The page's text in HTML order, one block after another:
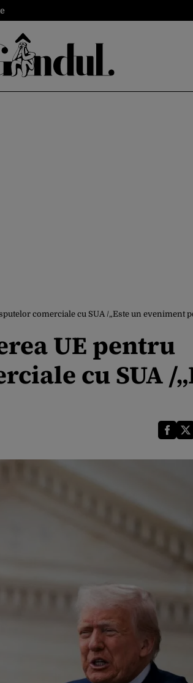
comerciale cu SUA /„Este un eveniment
UE pentru
cu SUA /